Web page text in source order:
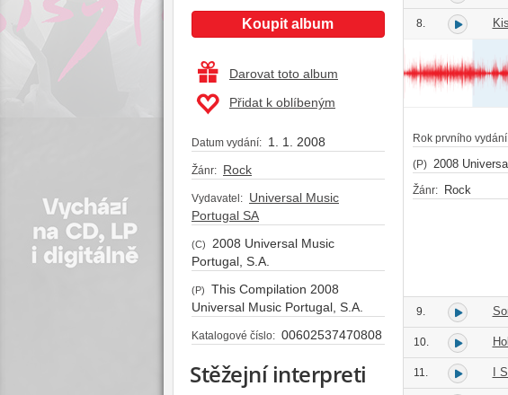
Koupit album
Darovat toto album
Přidat k oblíbeným
Datum vydání: 1. 1. 2008
Žánr: Rock
Vydavatel: Universal Music
Portugal SA
(C)
2008 Universal Music
Portugal, S.A.
(P)
This Compilation 2008
Universal Music Portugal, S.A.
Katalogové číslo: 00602537470808
Stěžejní interpreti
8.
Rok prvního
(P) 2008
Žánr: Rock
9.
10.
11. I